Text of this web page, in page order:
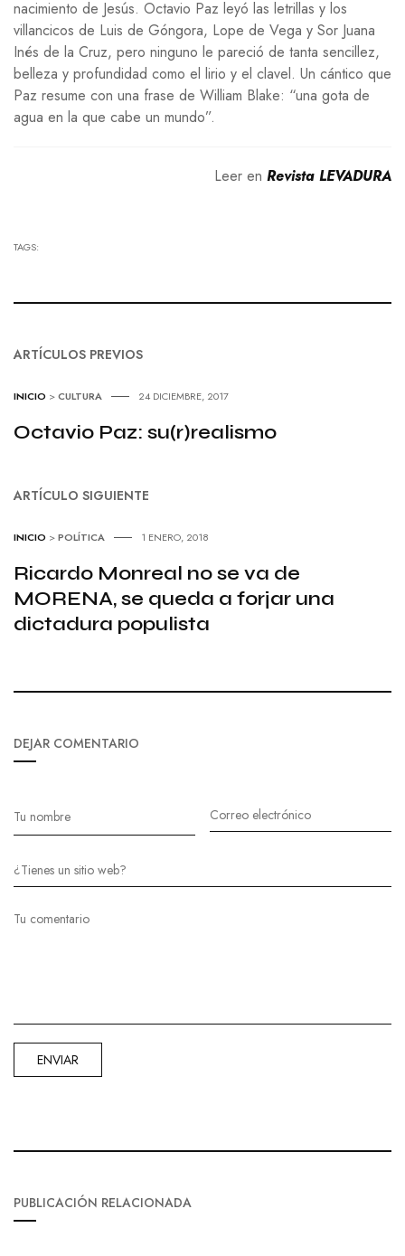
nacimiento de Jesús. Octavio Paz leyó las letrillas y los
villancicos de Luis de Góngora, Lope de Vega y Sor Juana
Inés de la Cruz, pero ninguno le pareció de tanta sencillez,
belleza y profundidad como el lirio y el clavel. Un cántico que
Paz resume con una frase de William Blake: “una gota de
agua en la que cabe un mundo”.
Leer en Revista LEVADURA
TAGS:
ARTÍCULOS PREVIOS
INICIO >CULTURA 24 DICIEMBRE, 2017
Octavio Paz: su(r)realismo
ARTÍCULO SIGUIENTE
INICIO >POLÍTICA 1 ENERO, 2018
Ricardo Monreal no se va de
MORENA, se queda a forjar una
dictadura populista
DEJAR COMENTARIO
PUBLICACIÓN RELACIONADA